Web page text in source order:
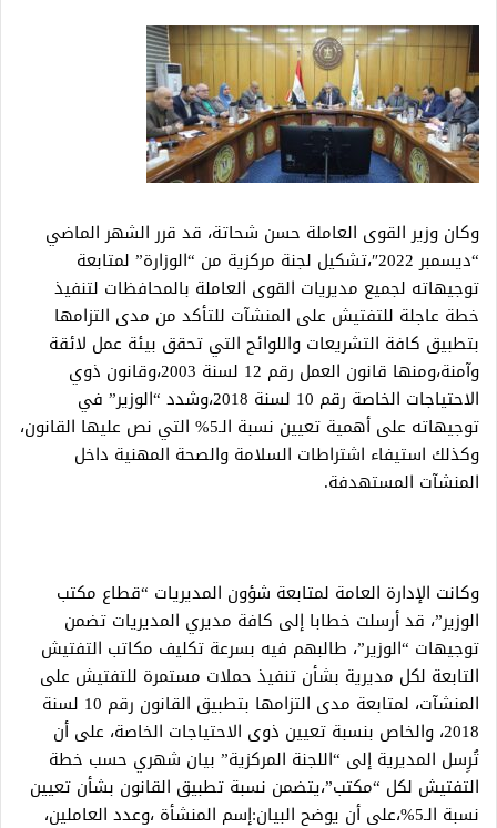
وكان وزير القوى العاملة حسن شحاتة، قد قرر الشهر الماضي
“ديسمبر 2022″،تشكيل لجنة مركزية من “الوزارة” لمتابعة
توجيهاته لجميع مديريات القوى العاملة بالمحافظات لتنفيذ
خطة عاجلة للتفتيش على المنشآت للتأكد من مدى التزامها
بتطبيق كافة التشريعات واللوائح التي تحقق بيئة عمل لائقة
وآمنة،ومنها قانون العمل رقم 12 لسنة 2003،وقانون ذوي
الاحتياجات الخاصة رقم 10 لسنة 2018،وشدد “الوزير” في
توجيهاته على أهمية تعيين نسبة الـ5% التي نص عليها القانون،
وكذلك استيفاء اشتراطات السلامة والصحة المهنية داخل
المنشآت المستهدفة.
وكانت الإدارة العامة لمتابعة شؤون المديريات “قطاع مكتب
الوزير”، قد أرسلت خطابا إلى كافة مديري المديريات تضمن
توجيهات “الوزير”، طالبهم فيه بسرعة تكليف مكاتب التفتيش
التابعة لكل مديرية بشأن تنفيذ حملات مستمرة للتفتيش على
المنشآت، لمتابعة مدى التزامها بتطبيق القانون رقم 10 لسنة
2018، والخاص بنسبة تعيين ذوى الاحتياجات الخاصة، على أن
تُرِسل المديرية إلى “اللجنة المركزية” بيان شهري حسب خطة
التفتيش لكل “مكتب”،يتضمن نسبة تطبيق القانون بشأن تعيين
نسبة الـ5%،على أن يوضح البيان:إسم المنشأة ،وعدد العاملين،